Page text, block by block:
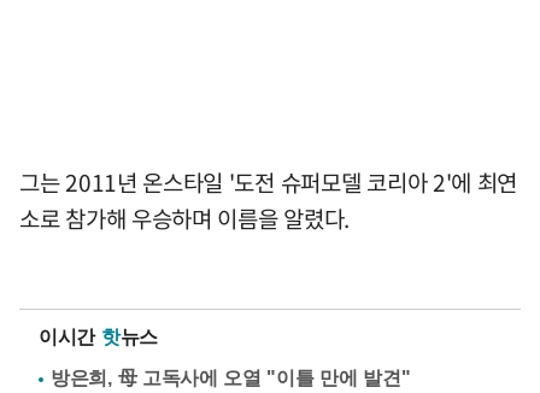
그는 2011년 온스타일 '도전 슈퍼모델 코리아 2'에 최연
소로 참가해 우승하며 이름을 알렸다.
이시간 핫뉴스
방은희, 母 고독사에 오열 "이틀 만에 발견"